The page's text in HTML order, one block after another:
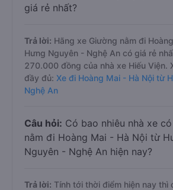
giá rẻ nhất?
Trả lời: Hãng xe Giường nằm đi
Hưng Nguyên - Nghệ An có giá rẻ
270.000 đồng của nhà xe Hiếu Viện.
đầy đủ: Xe đi Hoàng Mai - Hà Nội từ
Nghệ An
Câu hỏi: Có bao nhiêu nhà xe
nằm đi Hoàng Mai - Hà Nội từ
Nguyên - Nghệ An hiện nay?
Trả lời: Tính tới thời điểm hiện nay thì